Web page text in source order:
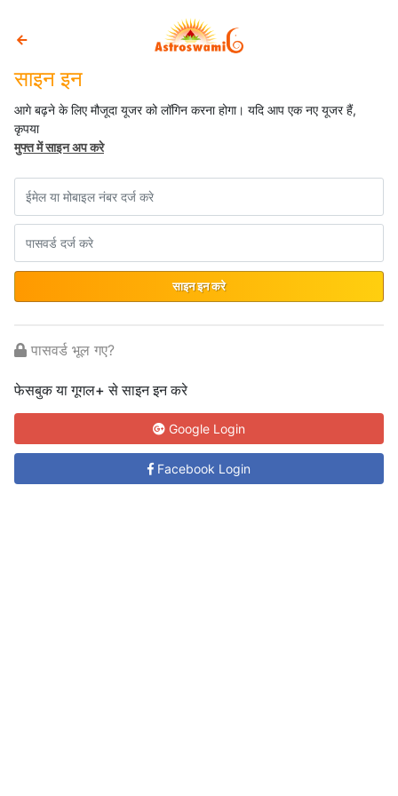
साइन इन
आगे बढ़ने के लिए मौजूदा यूजर को लॉगिन करना होगा। यदि आप एक नए यूजर हैं,
कृपया
मुफ्त में साइन अप करे
साइन इन करे
पासवर्ड भूल गए?
फेसबुक या गूगल+ से साइन इन करे
Google Login
Facebook Login